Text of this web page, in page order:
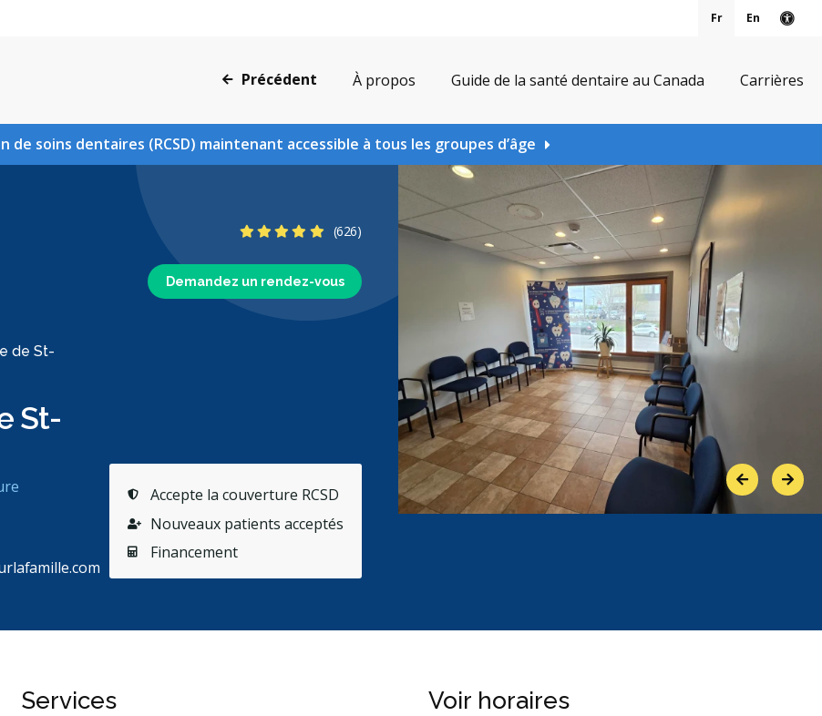
Fr En
Précédent À propos Guide de la santé dentaire au Canada Carrières
de soins dentaires (RCSD) maintenant accessible à tous les groupes d’âge
de St-
St-
Accepte la couverture RCSD
Nouveaux patients acceptés
Financement
4.8 étoiles
(626)
Demandez un rendez-vous
PreviousNext
Services Voir horaires